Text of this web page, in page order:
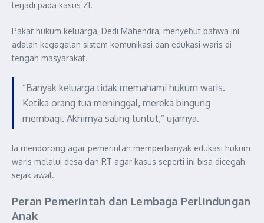
terjadi pada kasus ZI.
Pakar hukum keluarga, Dedi Mahendra, menyebut bahwa ini
adalah kegagalan sistem komunikasi dan edukasi waris di
tengah masyarakat.
“Banyak keluarga tidak memahami hukum waris.
Ketika orang tua meninggal, mereka bingung
membagi. Akhirnya saling tuntut,” ujarnya.
Ia mendorong agar pemerintah memperbanyak edukasi hukum
waris melalui desa dan RT agar kasus seperti ini bisa dicegah
sejak awal.
Peran Pemerintah dan Lembaga Perlindungan
Anak